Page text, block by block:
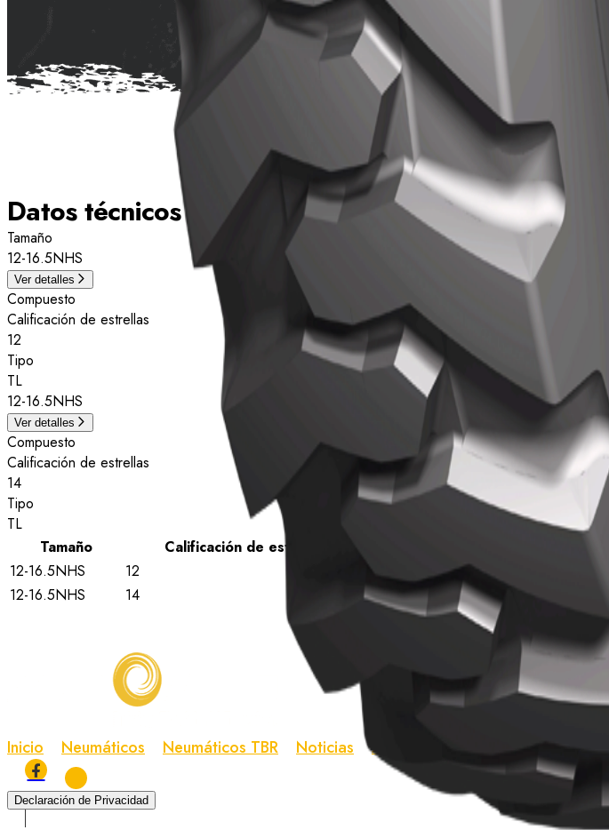
Datos técnicos
Tamaño
12-16.5NHS
Ver detalles
Compuesto
Calificación de estrellas
12
Tipo
TL
12-16.5NHS
Ver detalles
Compuesto
Calificación de estrellas
14
Tipo
TL
Tamaño
Calificación de estrellas
12-16.5NHS
12 TL Ver detalles
12-16.5NHS
14 TL Ver detalles
Inicio Neumáticos Neumáticos TBR Noticias Acerca de Localización
Declaración de Privacidad